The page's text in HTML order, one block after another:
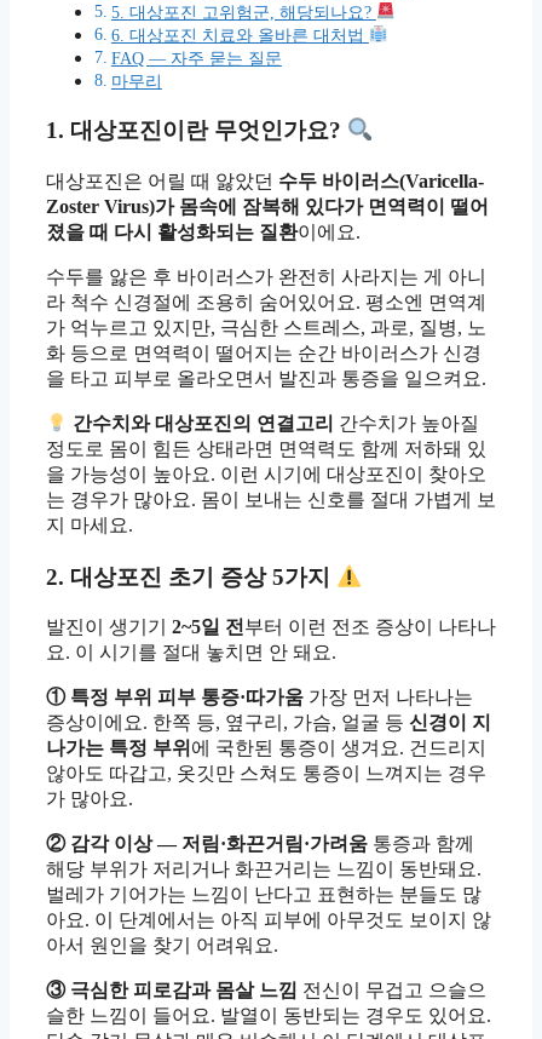
5. 대상포진 고위험군, 해당되나요?
6. 대상포진 치료와 올바른 대처법
FAQ — 자주 묻는 질문
마무리
1. 대상포진이란 무엇인가요?
대상포진은 어릴 때 앓았던 수두 바이러스(Varicella-
Zoster Virus)가 몸속에 잠복해 있다가 면역력이 떨어
졌을 때 다시 활성화되는 질환이에요.
수두를 앓은 후 바이러스가 완전히 사라지는 게 아니
라 척수 신경절에 조용히 숨어있어요. 평소엔 면역계
가 억누르고 있지만, 극심한 스트레스, 과로, 질병, 노
화 등으로 면역력이 떨어지는 순간 바이러스가 신경
을 타고 피부로 올라오면서 발진과 통증을 일으켜요.
간수치와 대상포진의 연결고리 간수치가 높아질
정도로 몸이 힘든 상태라면 면역력도 함께 저하돼 있
을 가능성이 높아요. 이런 시기에 대상포진이 찾아오
는 경우가 많아요. 몸이 보내는 신호를 절대 가볍게 보
지 마세요.
2. 대상포진 초기 증상 5가지
발진이 생기기 2~5일 전 부터 이런 전조 증상이 나타나
요. 이 시기를 절대 놓치면 안 돼요.
① 특정 부위 피부 통증·따가움 가장 먼저 나타나는
증상이에요. 한쪽 등, 옆구리, 가슴, 얼굴 등 신경이 지
나가는 특정 부위 에 국한된 통증이 생겨요. 건드리지
않아도 따갑고, 옷깃만 스쳐도 통증이 느껴지는 경우
가 많아요.
② 감각 이상 — 저림·화끈거림·가려움 통증과 함께
해당 부위가 저리거나 화끈거리는 느낌이 동반돼요.
벌레가 기어가는 느낌이 난다고 표현하는 분들도 많
아요. 이 단계에서는 아직 피부에 아무것도 보이지 않
아서 원인을 찾기 어려워요.
③ 극심한 피로감과 몸살 느낌 전신이 무겁고 으슬으
슬한 느낌이 들어요. 발열이 동반되는 경우도 있어요.